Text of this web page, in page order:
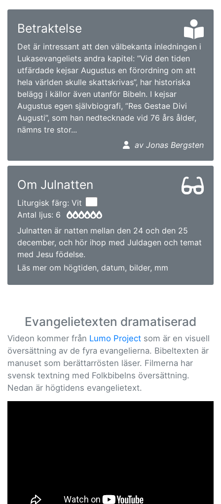
Betraktelse
Det är intressant att den välbekanta inledningen i
Lukasevangeliets andra kapitel: ”Vid den tiden
utfärdade kejsar Augustus en förordning om att
hela världen skulle skattskrivas”, har historiska
belägg i källor även utanför Bibeln. I kejsar
Augustus egen självbiografi, ”Res Gestae Divi
Augusti”, som han nedtecknade vid 76 års ålder,
nämns tre stor...
av Jonas Bergsten
Om Julnatten
Liturgisk färg: Vit
Antal ljus: 6
Julnatten är natten mellan den 24 och den 25
december, och hör ihop med Juldagen och temat
med Jesu födelse.
Läs mer om högtiden, datum, bilder, mm
Evangelietexten dramatiserad
Videon kommer från Lumo Project som är en visuell
översättning av de fyra evangelierna. Bibeltexten är
manuset som berättarrösten läser. Filmerna har
svensk textning med Folkbibelns översättning.
Nedan är högtidens evangelietext.